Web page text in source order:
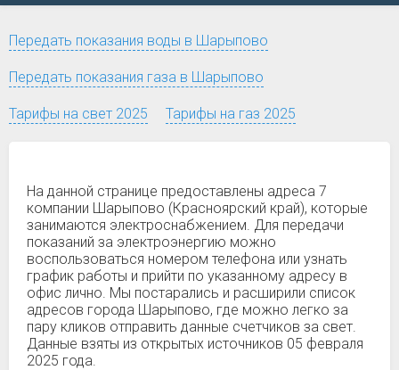
Передать показания воды в Шарыпово
Передать показания газа в Шарыпово
Тарифы на свет 2025 Тарифы на газ 2025
На данной странице предоставлены адреса 7
компании Шарыпово (Красноярский край), которые
занимаются электроснабжением. Для передачи
показаний за электроэнергию можно
воспользоваться номером телефона или узнать
график работы и прийти по указанному адресу в
офис лично. Мы постарались и расширили список
адресов города Шарыпово, где можно легко за
пару кликов отправить данные счетчиков за свет.
Данные взяты из открытых источников 05 февраля
2025 года.